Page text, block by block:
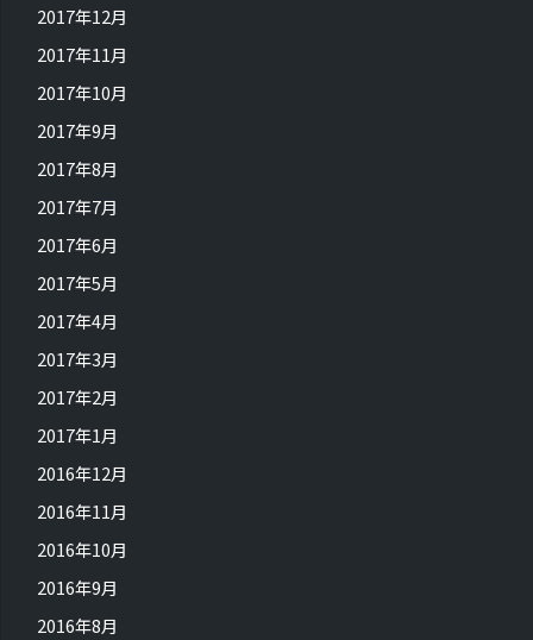
2017年12月
2017年11月
2017年10月
2017年9月
2017年8月
2017年7月
2017年6月
2017年5月
2017年4月
2017年3月
2017年2月
2017年1月
2016年12月
2016年11月
2016年10月
2016年9月
2016年8月